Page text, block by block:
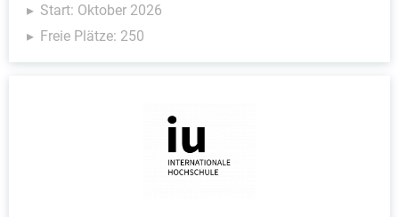
Start: Oktober 2026
Freie Plätze: 250